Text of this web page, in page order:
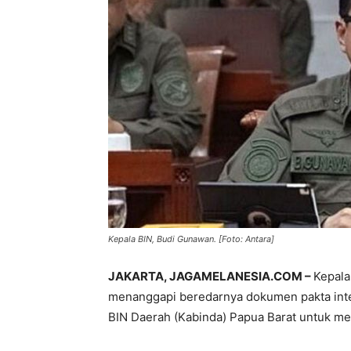
Kepala BIN, Budi Gunawan. [Foto: Antara]
JAKARTA, JAGAMELANESIA.COM –
menanggapi beredarnya dokumen pakta
BIN Daerah (Kabinda) Papua Barat untuk